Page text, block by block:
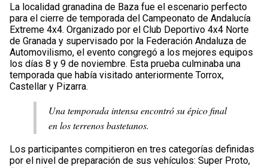
La localidad granadina de Baza fue el escenario perfecto
para el cierre de temporada del Campeonato de Andalucía
Extreme 4x4. Organizado por el Club Deportivo 4x4 Norte
de Granada y supervisado por la Federación Andaluza de
Automovilismo, el evento congregó a los mejores equipos
los días 8 y 9 de noviembre. Esta prueba culminaba una
temporada que había visitado anteriormente Torrox,
Castellar y Pizarra.
Una temporada intensa encontró su épico final
en los terrenos bastetanos.
Los participantes compitieron en tres categorías definidas
por el nivel de preparación de sus vehículos: Super Proto,